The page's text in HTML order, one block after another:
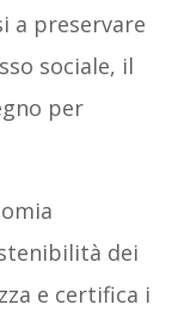
a preservare
sociale, il
per
dei
e certifica i